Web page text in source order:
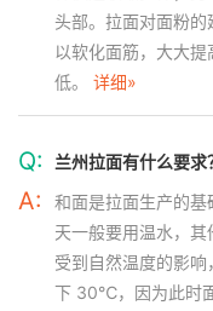
头部。拉面对面粉
以软化面筋，大大
低。 详细»
Q: 兰州拉面有什么要求
A:
和面是拉面生产的
天一般要用温水，
受到自然温度的影
下 30℃，因为此时